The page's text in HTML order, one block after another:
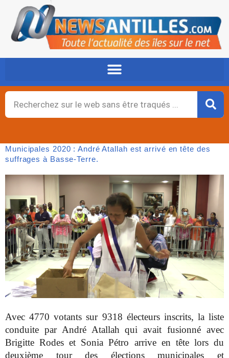
contenu
Rechercher
Municipales 2020 : André Atallah est arrivé en tête des
suffrages à Basse-Terre.
Avec 4770 votants sur 9318 électeurs inscrits, la liste
conduite par André Atallah qui avait fusionné avec
Brigitte Rodes et Sonia Pétro arrive en tête lors du
deuxième tour des élections municipales et
Page
,Page